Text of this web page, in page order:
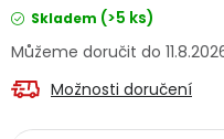
Jaký je aktuální stav mé
Velkoobchodní
Skladem (>5 ks)
Možnosti doručení